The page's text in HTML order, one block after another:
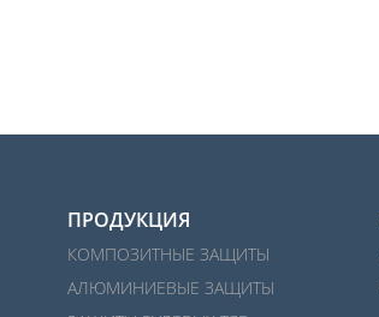
ПРОДУКЦИЯ
КОМПОЗИТНЫЕ ЗАЩИТЫ
АЛЮМИНИЕВЫЕ ЗАЩИТЫ